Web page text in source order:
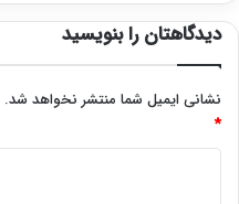
دیدگاهتان را بنویسید
نشانی ایمیل شما منتشر نخواهد شد.
*